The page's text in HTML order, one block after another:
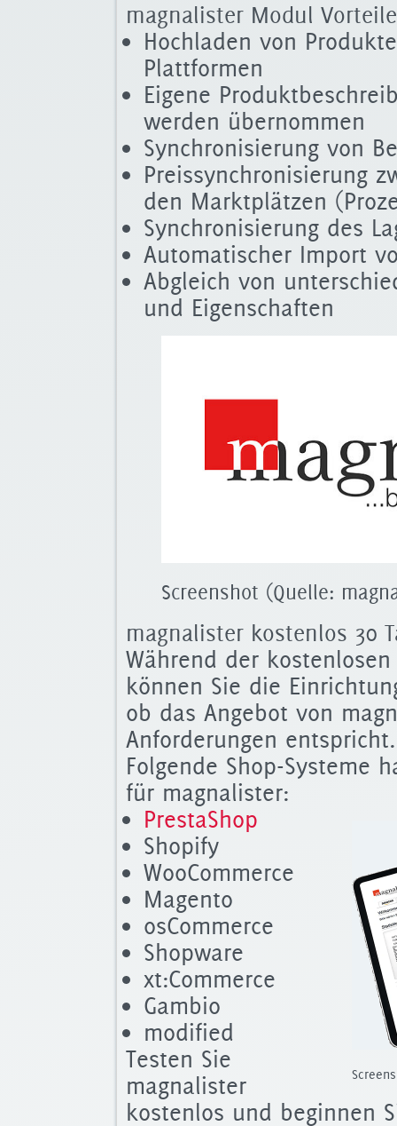
magnalister Modul Vorteile
Hochladen von
Plattformen
Eigene
werden übernommen
Synchronisierung von
Preissynchronisierung
den Marktplätzen
Synchronisierung des
Automatischer Import
Abgleich von
und Eigenschaften
Screenshot (Quelle:
magnalister kostenlos 30
Während der
können Sie die
ob das Angebot von
Anforderungen entspricht.
Folgende Shop-Systeme
für magnalister:
PrestaShop
Shopify
WooCommerce
Magento
osCommerce
Shopware
xt:Commerce
Gambio
modified
Testen Sie
magnalister
kostenlos und beginnen